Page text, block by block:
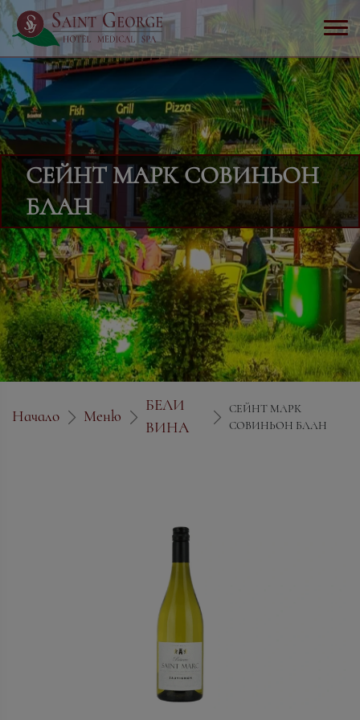
СЕЙНТ МАРК СОВИНЬОН
БЛАН
Начало Меню
БЕЛИ
ВИНА
СЕЙНТ МАРК
СОВИНЬОН БЛАН